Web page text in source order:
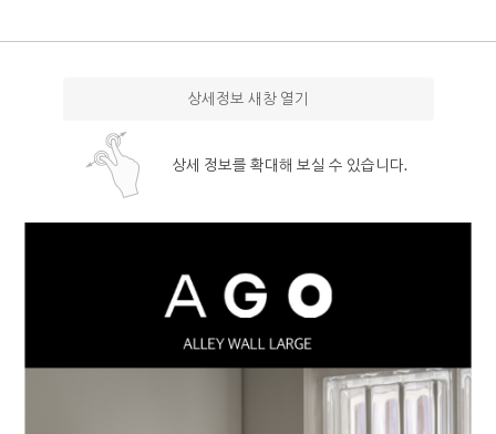
상세정보 새창 열기
상세 정보를 확대해 보실 수 있습니다.